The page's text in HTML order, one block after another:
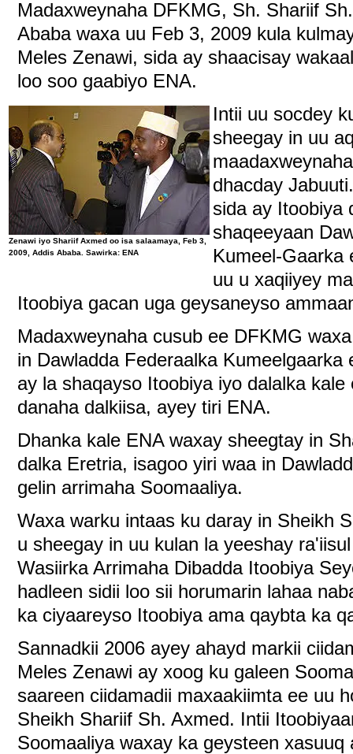
Madaxweynaha DFKMG, Sh. Shariif
Ababa waxa uu Feb 3, 2009 kula
Meles Zenawi, sida ay shaacisay
loo soo gaabiyo ENA.
Zenawi iyo Shariif Axmed oo isa salaamaya, Feb 3,
2009, Addis Ababa. Sawirka: ENA
Intii uu socdey
sheegay in uu
dhacday
sida ay Itoobiya
shaqeeyaan
Kumeel-Gaarka
uu u xaqiiyey
Itoobiya gacan uga geysaneyso
Madaxweynaha cusub ee DFKMG
in Dawladda Federaalka
ay la shaqayso Itoobiya iyo dalalka
danaha dalkiisa, ayey tiri ENA.
Dhanka kale ENA waxay sheegtay in
dalka Eretria, isagoo yiri waa in
gelin arrimaha Soomaaliya.
Waxa warku intaas ku daray in Sheikh
u sheegay in uu kulan la yeeshay
Wasiirka Arrimaha Dibadda Itoobiya
hadleen sidii loo sii horumarin lahaa
ka ciyaareyso Itoobiya ama qaybta ka
Sannadkii 2006 ayey ahayd markii
Meles Zenawi ay xoog ku galeen
saareen ciidamadii maxaakiimta ee uu
Sheikh Shariif Sh. Axmed. Intii
Soomaaliya waxay ka geysteen